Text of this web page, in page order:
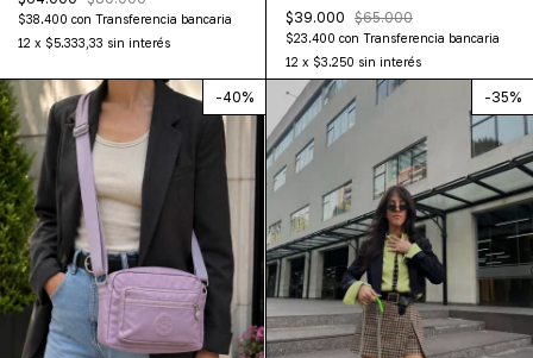
$38.400 con Transferencia bancaria
12 x $5.333,33 sin interés
$39.000 $65.000
$23.400 con Transferencia bancaria
12 x $3.250 sin interés
-40% -35%